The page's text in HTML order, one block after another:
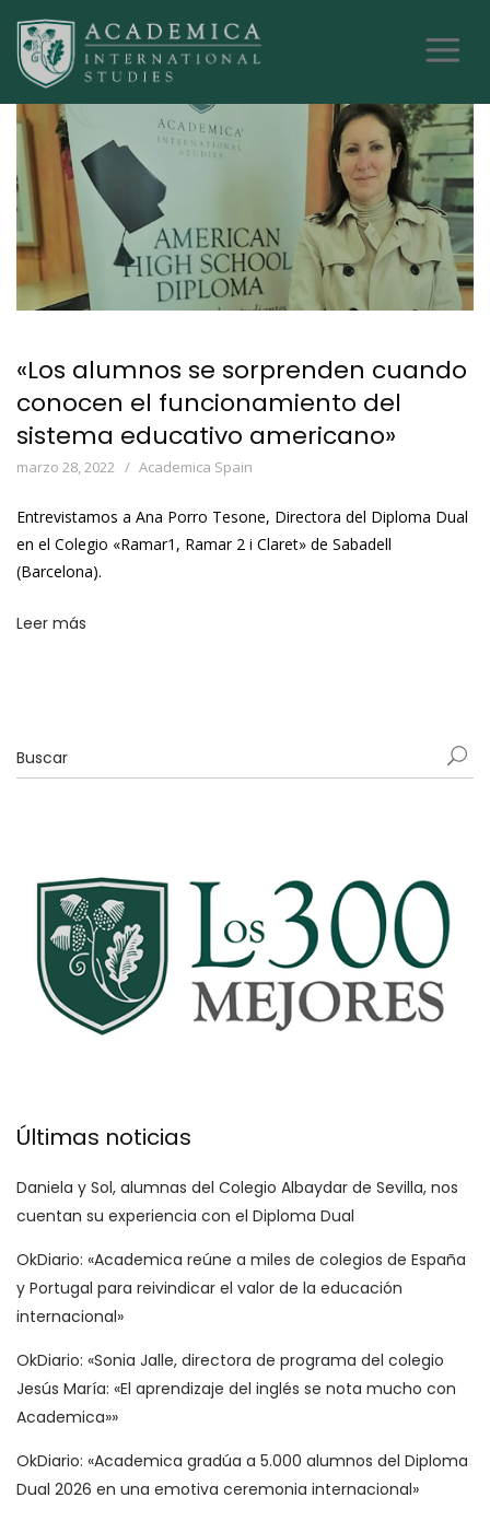
«Los alumnos se sorprenden cuando
conocen el funcionamiento del
sistema educativo americano»
marzo 28, 2022 Academica Spain
Entrevistamos a Ana Porro Tesone, Directora del Diploma Dual
en el Colegio «Ramar1, Ramar 2 i Claret» de Sabadell
(Barcelona).
Leer más
Últimas noticias
Daniela y Sol, alumnas del Colegio Albaydar de Sevilla, nos
cuentan su experiencia con el Diploma Dual
OkDiario: «Academica reúne a miles de colegios de España
y Portugal para reivindicar el valor de la educación
internacional»
OkDiario: «Sonia Jalle, directora de programa del colegio
Jesús María: «El aprendizaje del inglés se nota mucho con
Academica»»
OkDiario: «Academica gradúa a 5.000 alumnos del Diploma
Dual 2026 en una emotiva ceremonia internacional»